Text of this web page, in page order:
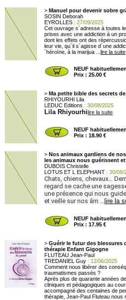
> Manuel pour devenir sobre
SOSIN Deborah
EYROLLES : 27/09/2025
Cet ouvrage s´adresse à toutes
prises avec une addiction à un
dont les effets ont des
leur vie, qu´il s´agisse d´une
´héroïne, à la marijua ... lire la suite
NEUF
Prix : 25.00 €
> Ma petite bible des secrets
RHIYOURHI Lila
LEDUC Editions : 30/08/2025
Lila Rhiyourhilire la suite
NEUF
Prix : 18.90 €
> Nos animaux gardiens de
les animaux nous guérissent
DUBOIS Christelle
LOTUS ET L ELEPHANT : 30/08/
Chats, chiens, chevaux…
regard se cache une
une présence qui nous
et veille sur nos âm ... lire la
NEUF
Prix : 17.95 €
> Guérir le futur des blessures
thérapie Enfant Gigogne
FLUTEAU Jean-Paul
TREDANIEL Guy : 12/06/2025
Comment nous libérer des
traumatismes passés ?
Après plus de quarante années
cliniques et pédagogiques au
accompagné des centaines de
thérapie, Jean-Paul Fluteau nous r